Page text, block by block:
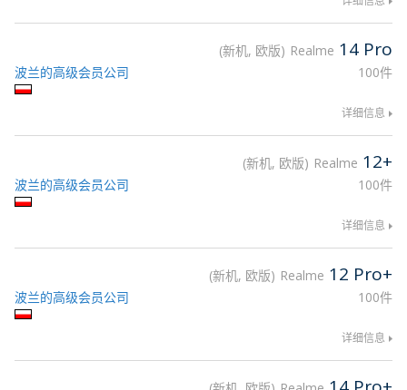
新机, 欧版 Realme 14 Pro
100件
波兰的高级会员公司
详细信息
新机, 欧版 Realme 12+
100件
波兰的高级会员公司
详细信息
新机, 欧版 Realme 12 Pro+
100件
波兰的高级会员公司
详细信息